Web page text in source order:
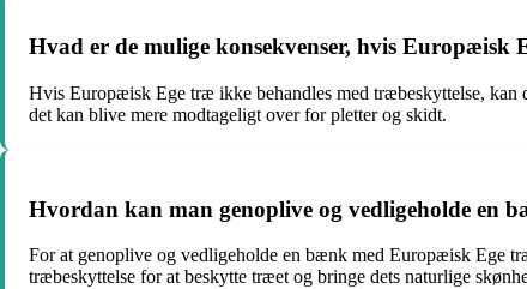
Hvad er de mulige konsekvenser, hvis Europæisk
Hvis Europæisk Ege træ ikke behandles med træbeskyttelse, kan
det kan blive mere modtageligt over for pletter og skidt.
Hvordan kan man genoplive og vedligeholde en
For at genoplive og vedligeholde en bænk med Europæisk Ege
træbeskyttelse for at beskytte træet og bringe dets naturlige